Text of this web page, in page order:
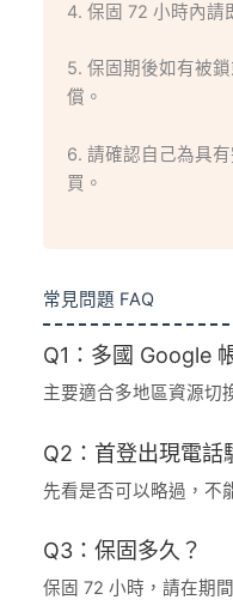
4. 保固 72 小時內請
5. 保固期後如有被
償。
6. 請確認自己為具
買。
常見問題 FAQ
Q1：多國 Google
主要適合多地區資源切
Q2：首登出現電話
先看是否可以略過，不
Q3：保固多久？
保固 72 小時，請在期